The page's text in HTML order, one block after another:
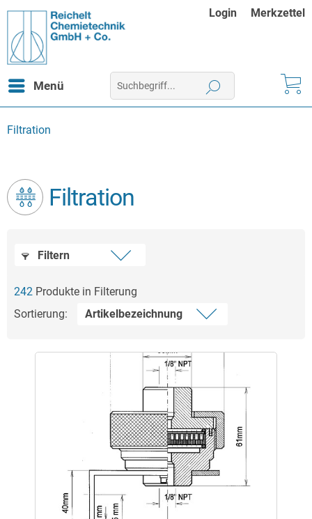
Login Merkzettel
Menü
Filtration
Filtration
Filtern
242 Produkte in Filterung
Sortierung: